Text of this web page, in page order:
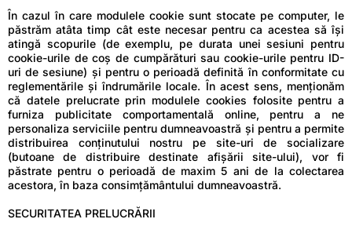
În cazul în care modulele cookie sunt stocate pe computer, le
păstrăm atâta timp cât este necesar pentru ca acestea să își
atingă scopurile (de exemplu, pe durata unei sesiuni pentru
cookie-urile de coș de cumpărături sau cookie-urile pentru ID-
uri de sesiune) și pentru o perioadă definită în conformitate cu
reglementările și îndrumările locale. În acest sens, menționăm
că datele prelucrate prin modulele cookies folosite pentru a
furniza publicitate comportamentală online, pentru a ne
personaliza serviciile pentru dumneavoastră și pentru a permite
distribuirea conținutului nostru pe site-uri de socializare
(butoane de distribuire destinate afișării site-ului), vor fi
păstrate pentru o perioadă de maxim 5 ani de la colectarea
acestora, în baza consimțământului dumneavoastră.
SECURITATEA PRELUCRĂRII